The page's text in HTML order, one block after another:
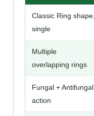
Classic Ring shape,
single
Multiple
overlapping rings
Fungal + Antifungal
action